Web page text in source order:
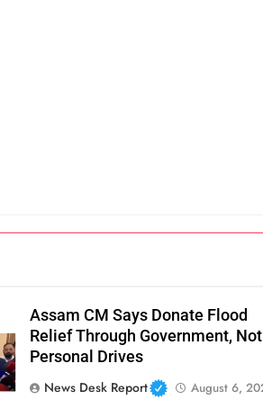
Assam CM Says Donate Flood
Relief Through Government, Not
Personal Drives
News Desk Report
August 6,